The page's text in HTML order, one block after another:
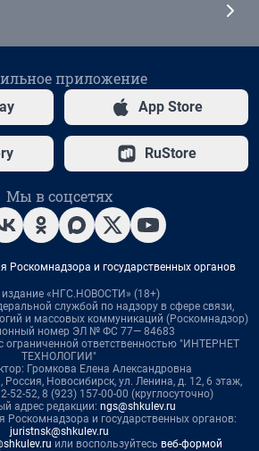
приложение
App Store
RuStore
Мы в соцсетях
Роскомнадзора и государственных органов
издание «НГС.НОВОСТИ» (18+)
службой по надзору в сфере связи,
и массовых коммуникаций (Роскомнадзор)
номер ЭЛ № ФС 77— 84683
ограниченной ответственностью "ИНТЕРНЕТ
ТЕХНОЛОГИИ"
Громкова Елена Александровна
Новосибирск, ул. Ленина, д. 12, 6 этаж,
52-52, 8 (923) 157-00-00 (круглосуточно)
адрес редакции: ngs@shkulev.ru
Роскомнадзора и государственных органов:
juristnsk@shkulev.ru
или воспользуйтесь веб-формой